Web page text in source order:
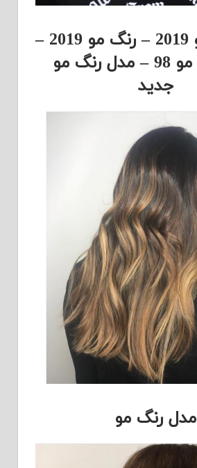
مدل رنگ مو 2019 – رنگ مو 2019 –
مدل رنگ مو 98 – مدل رنگ مو
جدید
مدل رنگ مو